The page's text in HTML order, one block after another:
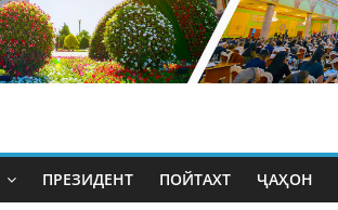
ПРЕЗИДЕНТ ПОЙТАХТ ҶАҲОН